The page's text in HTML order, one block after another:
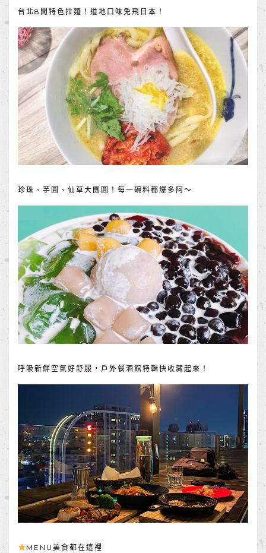
台北8間特色拉麵！道地口味免飛日本！
珍珠、芋圓、仙草大團圓！每一碗料都爆多阿～
呼吸新鮮空氣好舒服，戶外餐酒館特輯快收藏起來！
MENU美食都在這裡